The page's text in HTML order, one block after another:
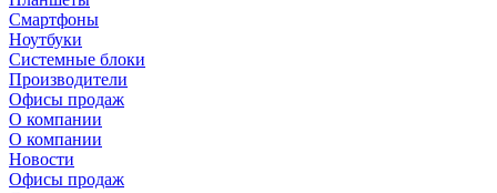
Смартфоны
Ноутбуки
Системные блоки
Производители
Офисы продаж
О компании
О компании
Новости
Офисы продаж